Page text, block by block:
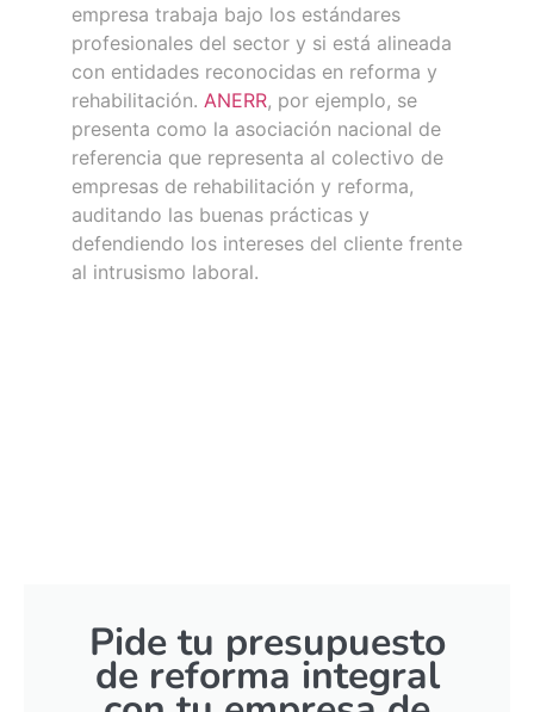
empresa trabaja bajo los estándares
profesionales del sector y si está alineada
con entidades reconocidas en reforma y
rehabilitación. ANERR, por ejemplo, se
presenta como la asociación nacional de
referencia que representa al colectivo de
empresas de rehabilitación y reforma,
auditando las buenas prácticas y
defendiendo los intereses del cliente frente
al intrusismo laboral.
Pide tu presupuesto
de reforma integral